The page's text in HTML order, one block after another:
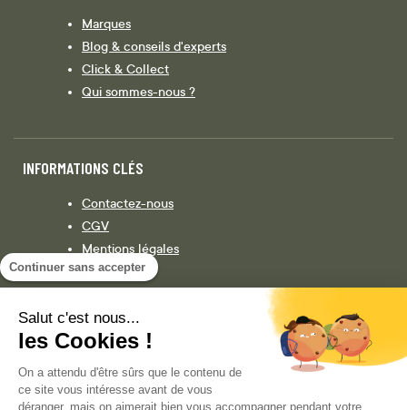
Continuer sans accepter
Salut c'est nous...
les Cookies !
On a attendu d'être sûrs que le contenu de
ce site vous intéresse avant de vous
déranger, mais on aimerait bien vous accompagner pendant votre
Marques
Blog & conseils d'experts
Click & Collect
Qui sommes-nous ?
INFORMATIONS CLÉS
Contactez-nous
CGV
Mentions légales
Législation
Facebook Instagram